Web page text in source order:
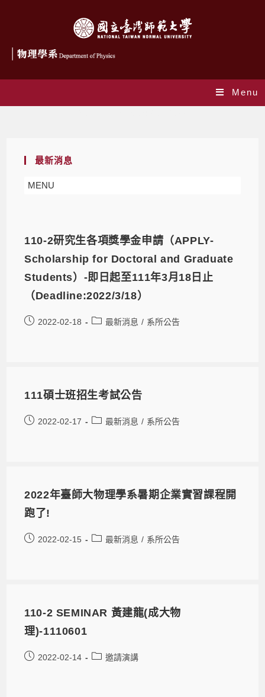
Menu
最新消息
MENU
110-2研究生各項獎學金申請（APPLY-
Scholarship for Doctoral and Graduate
Students）-即日起至111年3月18日止
（Deadline:2022/3/18）
2022-02-18 最新消息 / 系所公告
111碩士班招生考試公告
2022-02-17 最新消息 / 系所公告
2022年臺師大物理學系暑期企業實習課程開
跑了!
2022-02-15 最新消息 / 系所公告
110-2 SEMINAR 黃建龍(成大物
理)-1110601
2022-02-14 邀請演講